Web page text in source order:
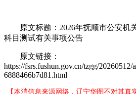
原文标题：2026年抚顺市公安机
科目测试有关事项公告
原文链接：
https://fsrs.fushun.gov.cn/tzgg/20260512/
6888466b7d81.html
【本消信息来源网络，辽宁华图不对其